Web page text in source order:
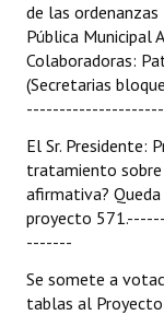
de las
Pública
Colaboradoras:
(Secretarias
El Sr. Presidente:
tratamiento sobre
afirmativa?
proyecto
-------
Se somete a
tablas al